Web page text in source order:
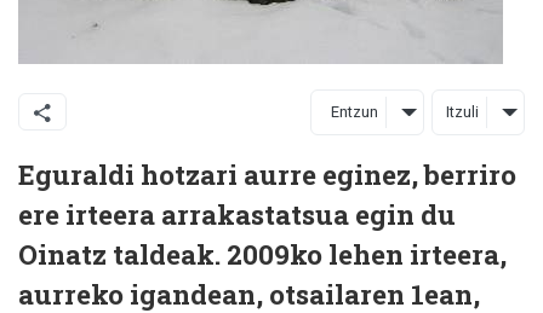
Entzun Itzuli
Eguraldi hotzari aurre eginez, berriro
ere irteera arrakastatsua egin du
Oinatz taldeak. 2009ko lehen irteera,
aurreko igandean, otsailaren 1ean,